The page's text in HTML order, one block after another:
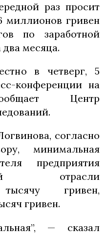
раз просит
миллионов гривен
по заработной
два месяца.
в четверг, 5
конференции на
Центр
согласно
минимальная
предприятия
отрасли
гривен,
гривен.
— сказал